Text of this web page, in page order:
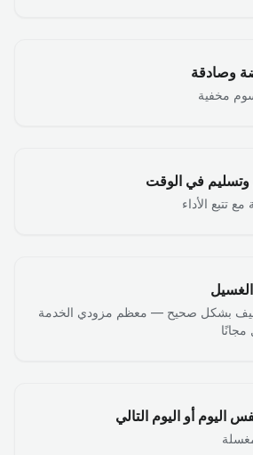
وصادقة
مخفية
تتبع الأداء
بشكل صحيح — معظم مزودي الخدمة
اليوم أو اليوم التالي